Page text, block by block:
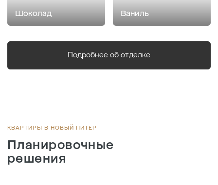
Шоколад Ваниль
Подробнее об отделке
КВАРТИРЫ В НОВЫЙ ПИТЕР
Планировочные
решения